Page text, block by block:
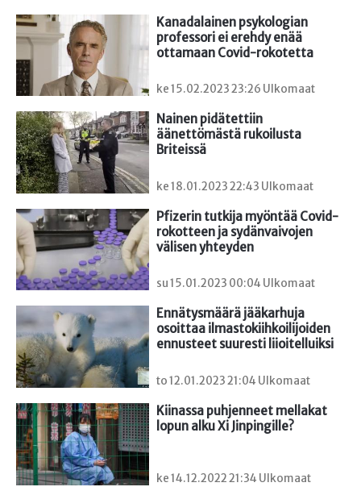
Kanadalainen psykologian
professori ei erehdy enää
ottamaan Covid-rokotetta
ke 15.02.2023 23:26 Ulkomaat
Nainen pidätettiin
äänettömästä rukoilusta
Briteissä
ke 18.01.2023 22:43 Ulkomaat
Pfizerin tutkija myöntää Covid-
rokotteen ja sydänvaivojen
välisen yhteyden
su 15.01.2023 00:04 Ulkomaat
Ennätysmäärä jääkarhuja
osoittaa ilmastokiihkoilijoiden
ennusteet suuresti liioitelluiksi
to 12.01.2023 21:04 Ulkomaat
Kiinassa puhjenneet mellakat
lopun alku Xi Jinpingille?
ke 14.12.2022 21:34 Ulkomaat